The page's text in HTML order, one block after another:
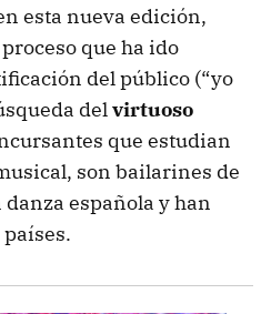
esta nueva edición,
que ha ido
del público (“yo
delvirtuoso
que estudian
son bailarines de
española y han